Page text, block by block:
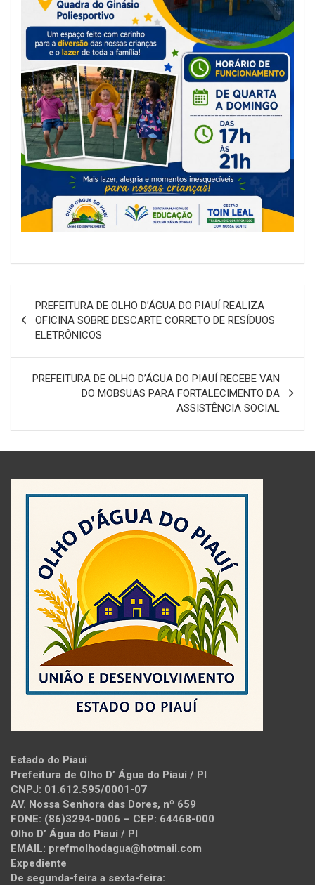
de
Post
PREFEITURA DE OLHO D’ÁGUA DO PIAUÍ REALIZA
OFICINA SOBRE DESCARTE CORRETO DE RESÍDUOS
ELETRÔNICOS
PREFEITURA DE OLHO D’ÁGUA DO PIAUÍ RECEBE VAN
DO MOBSUAS PARA FORTALECIMENTO DA
ASSISTÊNCIA SOCIAL
Estado do Piauí
Prefeitura de Olho D’ Água do Piauí / PI
CNPJ: 01.612.595/0001-07
AV. Nossa Senhora das Dores, nº 659
FONE: (86)3294-0006 – CEP: 64468-000
Olho D’ Água do Piauí / PI
EMAIL: prefmolhodagua@hotmail.com
Expediente
De segunda-feira a sexta-feira: